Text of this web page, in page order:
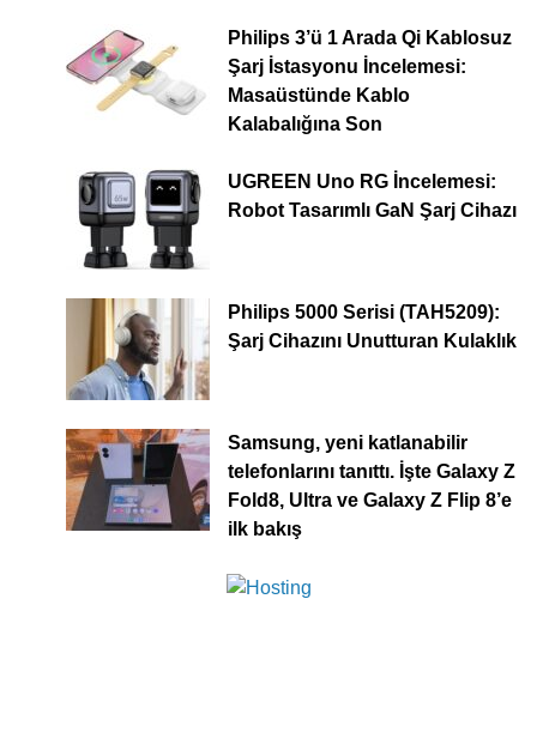
Philips 3’ü 1 Arada Qi Kablosuz
Şarj İstasyonu İncelemesi:
Masaüstünde Kablo
Kalabalığına Son
UGREEN Uno RG İncelemesi:
Robot Tasarımlı GaN Şarj Cihazı
Philips 5000 Serisi (TAH5209):
Şarj Cihazını Unutturan Kulaklık
Samsung, yeni katlanabilir
telefonlarını tanıttı. İşte Galaxy Z
Fold8, Ultra ve Galaxy Z Flip 8’e
ilk bakış